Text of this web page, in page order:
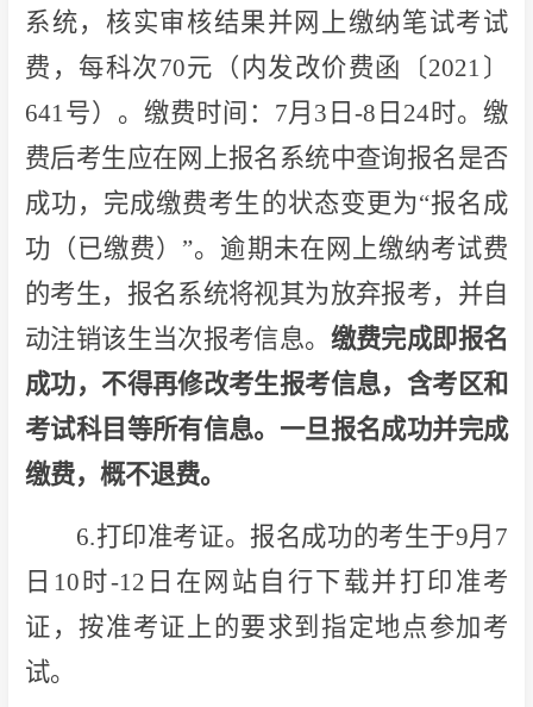
系统，核实审核结果并网上缴纳笔试考试
费，每科次70元（内发改价费函〔2021〕
641号）。缴费时间：7月3日-8日24时。缴
费后考生应在网上报名系统中查询报名是否
成功，完成缴费考生的状态变更为“报名成
功（已缴费）”。逾期未在网上缴纳考试费
的考生，报名系统将视其为放弃报考，并自
动注销该生当次报考信息。 缴费完成即报名
成功，不得再修改考生报考信息，含考区和
考试科目等所有信息。一旦报名成功并完成
缴费，概不退费。
6.打印准考证。报名成功的考生于9月7
日10时-12日在网站自行下载并打印准考
证，按准考证上的要求到指定地点参加考
试。